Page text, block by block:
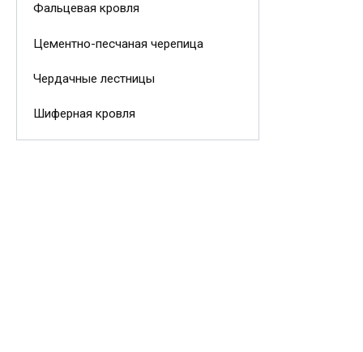
Фальцевая кровля
Цементно-песчаная черепица
Чердачные лестницы
Шиферная кровля